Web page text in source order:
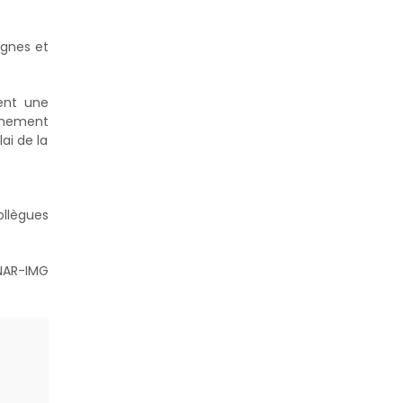
et
une
de la
IMG